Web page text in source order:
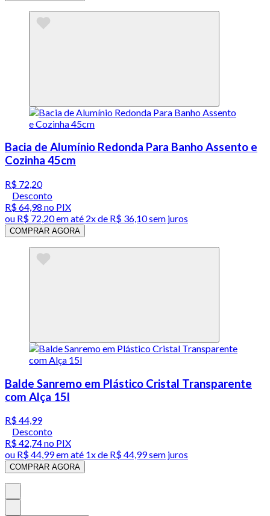
Bacia de Alumínio Redonda Para Banho Assento e
Cozinha 45cm
R$ 72,20
Desconto
R$ 64,98 no PIX
ou R$ 72,20em até 2x de R$ 36,10 sem juros
COMPRAR AGORA
Balde Sanremo em Plástico Cristal Transparente
com Alça 15l
R$ 44,99
Desconto
R$ 42,74no PIX
ou R$ 44,99em até 1x de R$ 44,99sem juros
COMPRAR AGORA